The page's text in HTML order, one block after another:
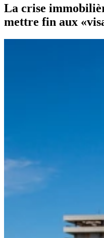
La crise
mettre fin aux